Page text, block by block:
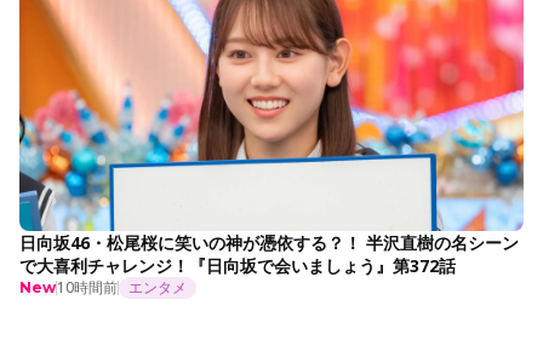
日向坂46・松尾桜に笑いの神が憑依する？！ 半沢直樹の名シーン
で大喜利チャレンジ！『日向坂で会いましょう』第372話
New10時間前 エンタメ